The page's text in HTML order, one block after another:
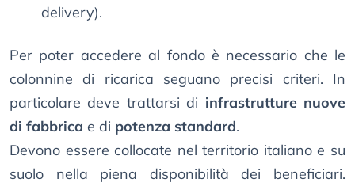
delivery).
Per poter accedere al fondo è necessario che le
colonnine di ricarica seguano precisi criteri. In
particolare deve trattarsi di infrastrutture nuove
di fabbrica e di potenza standard.
Devono essere collocate nel territorio italiano e su
suolo nella piena disponibilità dei beneficiari.